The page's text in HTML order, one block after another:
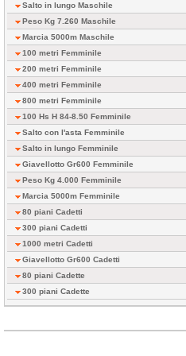
Salto in lungo Maschile
Peso Kg 7.260 Maschile
Marcia 5000m Maschile
100 metri Femminile
200 metri Femminile
400 metri Femminile
800 metri Femminile
100 Hs H 84-8.50 Femminile
Salto con l'asta Femminile
Salto in lungo Femminile
Giavellotto Gr600 Femminile
Peso Kg 4.000 Femminile
Marcia 5000m Femminile
80 piani Cadetti
300 piani Cadetti
1000 metri Cadetti
Giavellotto Gr600 Cadetti
80 piani Cadette
300 piani Cadette